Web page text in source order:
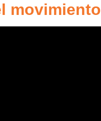
movimiento